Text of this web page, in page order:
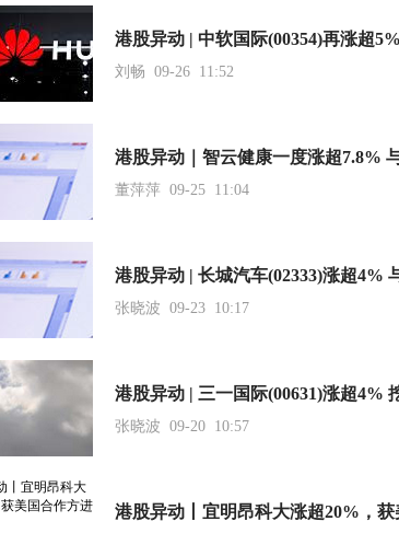
刘畅 09-26 11:52
董萍萍 09-25 11:04
张晓波 09-23 10:17
张晓波 09-20 10:57
港股异动丨宜明昂科大涨超20%，